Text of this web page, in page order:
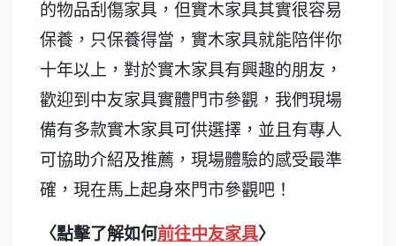
的物品刮傷家具，但實木家具其實很容易
保養，只保養得當，實木家具就能陪伴你
十年以上，對於實木家具有興趣的朋友，
歡迎到中友家具實體門市參觀，我們現場
備有多款實木家具可供選擇，並且有專人
可協助介紹及推薦，現場體驗的感受最準
確，現在馬上起身來門市參觀吧！
〈點擊了解如何前往中友家具〉